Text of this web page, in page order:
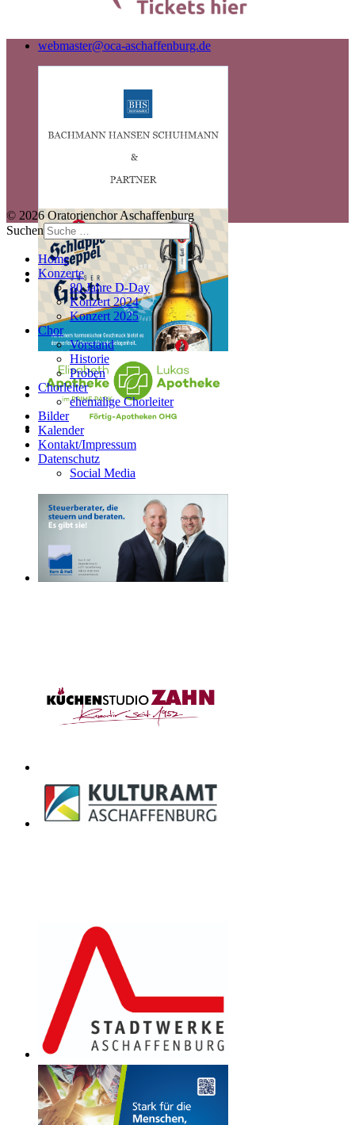
webmaster@oca-aschaffenburg.de
© 2026 Oratorienchor Aschaffenburg
Suchen
Home
Konzerte
80 Jahre D-Day
Konzert 2024
Konzert 2025
Chor
Vorstand
Historie
Proben
Chorleiter
ehemalige Chorleiter
Bilder
Kalender
Kontakt/Impressum
Datenschutz
Social Media